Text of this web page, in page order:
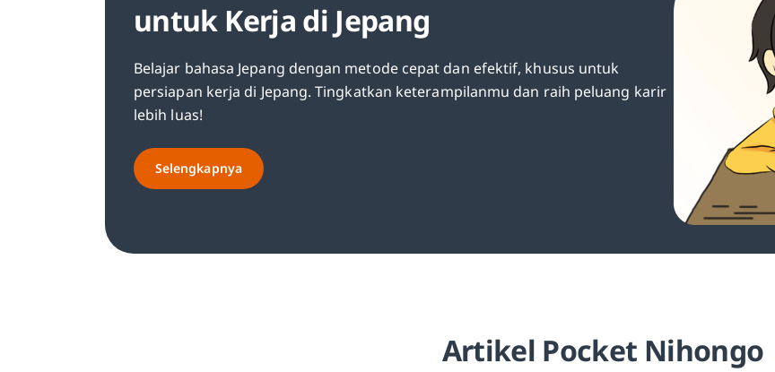
untuk Kerja di Jepang
Belajar bahasa Jepang dengan metode cepat dan efektif, khusus untuk
persiapan kerja di Jepang. Tingkatkan keterampilanmu dan raih peluang karir
lebih luas!
Selengkapnya
Artikel Pocket Nihongo